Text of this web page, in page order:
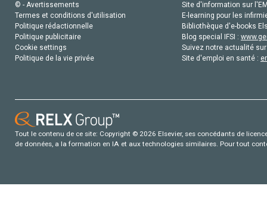
© - Avertissements
Termes et conditions d'utilisation
Politique rédactionnelle
Politique publicitaire
Cookie settings
Politique de la vie privée
Site d'information sur
E-learning pour les
Bibliothèque d'e-books
Blog special IFSI :
Suivez notre actualité
Site d'emploi en santé :
Tout le contenu de ce site: Copyright © 2026 Elsevier, ses concédants de
de données, a la formation en IA et aux technologies similaires. Pour tout